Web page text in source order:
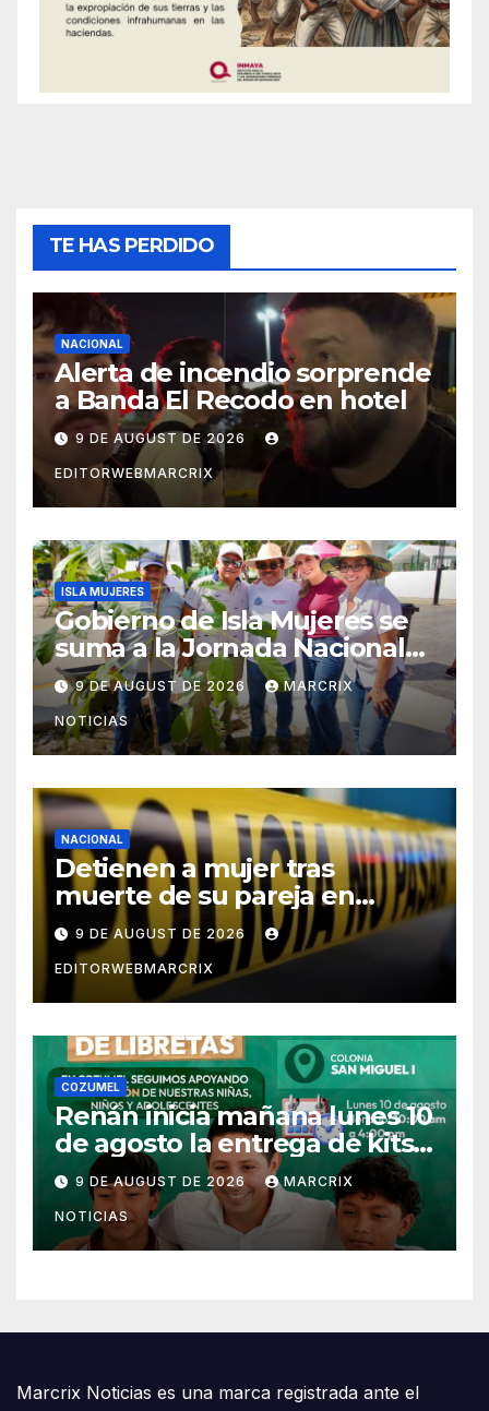
TE HAS PERDIDO
NACIONAL
Alerta de incendio sorprende
a Banda El Recodo en hotel
9 DE AUGUST DE 2026
EDITORWEBMARCRIX
ISLA MUJERES
Gobierno de Isla Mujeres se
suma a la Jornada Nacional
de Reforestación 2026
9 DE AUGUST DE 2026 MARCRIX
NOTICIAS
NACIONAL
Detienen a mujer tras
muerte de su pareja en
Saltillo
9 DE AUGUST DE 2026
EDITORWEBMARCRIX
COZUMEL
Renán inicia mañana lunes 10
de agosto la entrega de kits
escolares en Cozumel
9 DE AUGUST DE 2026 MARCRIX
NOTICIAS
Marcrix Noticias es una marca registrada ante el